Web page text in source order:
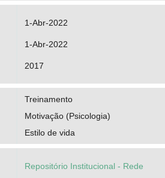
1-Abr-2022
1-Abr-2022
2017
Treinamento
Motivação (Psicologia)
Estilo de vida
Repositório Institucional - Rede